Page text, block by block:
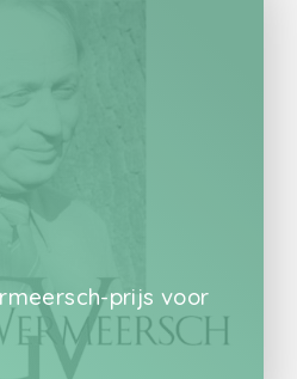
prijs voor